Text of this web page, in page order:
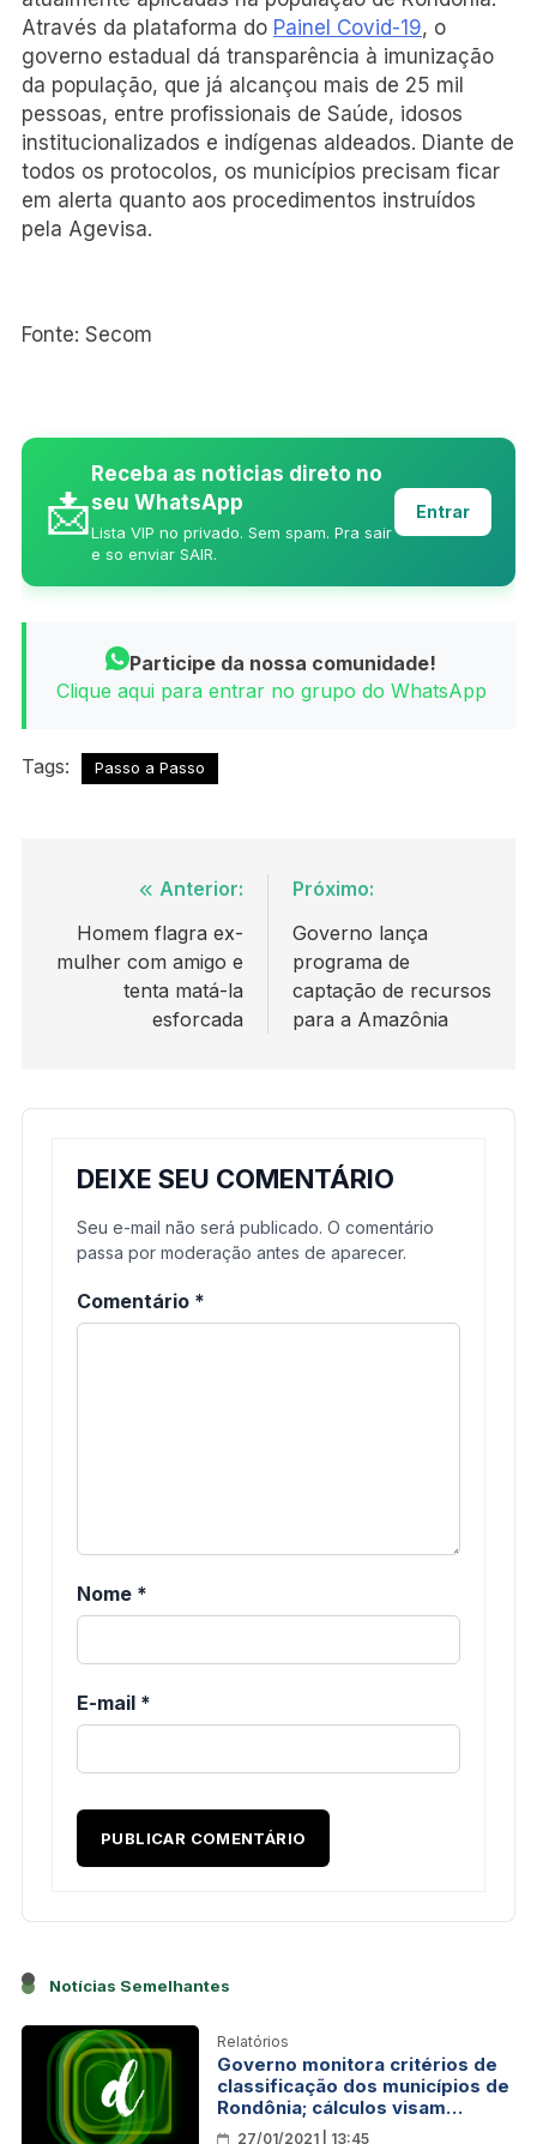
Através da plataforma do Painel Covid-19, o
governo estadual dá transparência à imunização
da população, que já alcançou mais de 25 mil
pessoas, entre profissionais de Saúde, idosos
institucionalizados e indígenas aldeados. Diante de
todos os protocolos, os municípios precisam ficar
em alerta quanto aos procedimentos instruídos
pela Agevisa.
Fonte: Secom
📩
Receba as noticias direto no
seu WhatsApp
Lista VIP no privado. Sem spam. Pra sair
e so enviar SAIR.
Entrar
Participe da nossa comunidade!
Clique aqui para entrar no grupo do WhatsApp
Tags: Passo a Passo
Navegação
de
Post
Anterior:
Homem flagra ex-
mulher com amigo e
tenta matá-la
esforcada
Próximo:
Governo lança
programa de
captação de recursos
para a Amazônia
DEIXE SEU COMENTÁRIO
Seu e-mail não será publicado. O comentário
passa por moderação antes de aparecer.
Comentário *
Nome *
E-mail *
Notícias Semelhantes
Relatórios
Governo monitora critérios de
classificação dos municípios de
Rondônia; cálculos visam
antecipar medidas contra a
27/01/2021 | 13:45